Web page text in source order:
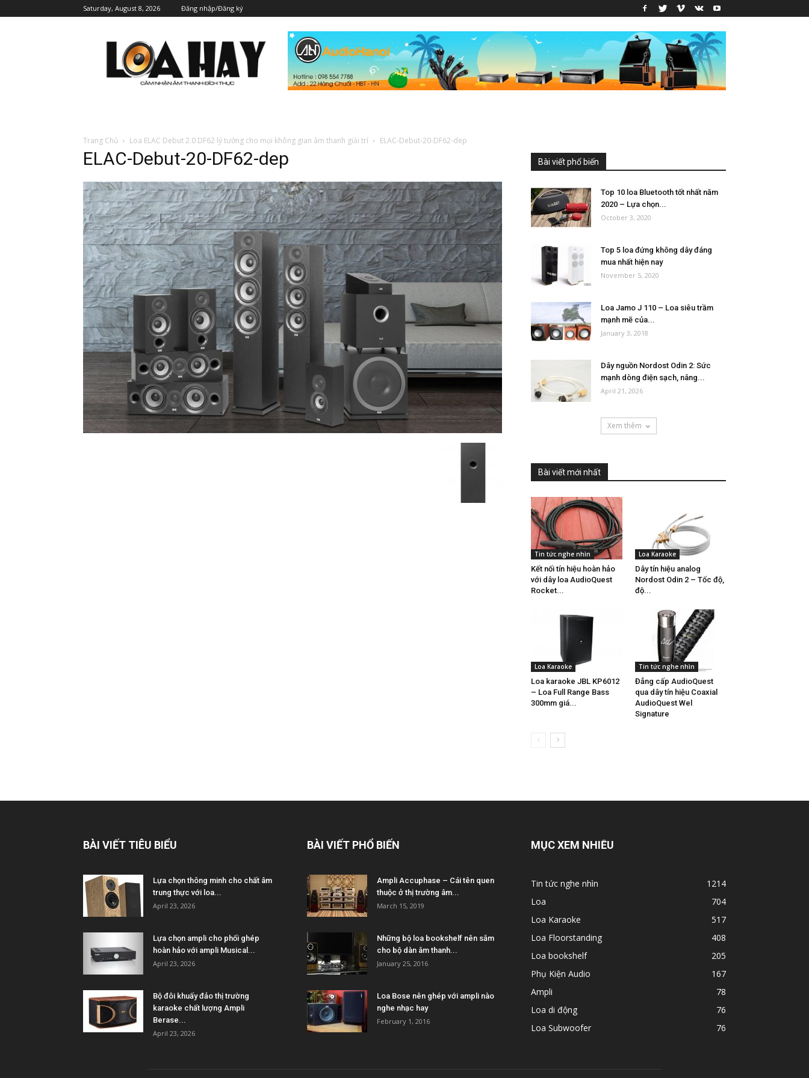
Saturday, August 8, 2026 Đăng nhập/Đăng ký
Trang Chủ Loa ELAC Debut 2.0 DF62 lý tưởng cho mọi không gian âm thanh giải trí ELAC-Debut-20-DF62-dep
ELAC-Debut-20-DF62-dep Bài viết phổ biến
Top 10 loa Bluetooth tốt nhất năm
2020 – Lựa chọn...
October 3, 2020
Top 5 loa đứng không dây đáng
mua nhất hiện nay
November 5, 2020
Loa Jamo J 110 – Loa siêu trầm
mạnh mẽ của...
January 3, 2018
Dây nguồn Nordost Odin 2: Sức
mạnh dòng điện sạch, nâng...
April 21, 2026
Xem thêm
Bài viết mới nhất
Tin tức nghe nhìn
Kết nối tín hiệu hoàn hảo
với dây loa AudioQuest
Rocket...
Loa Karaoke
Dây tín hiệu analog
Nordost Odin 2 – Tốc độ,
độ...
Loa Karaoke
Loa karaoke JBL KP6012
– Loa Full Range Bass
300mm giá...
Tin tức nghe nhìn
Đẳng cấp AudioQuest
qua dây tín hiệu Coaxial
AudioQuest Wel
Signature
BÀI VIẾT TIÊU BIỂU
Lựa chọn thông minh cho chất âm
trung thực với loa...
April 23, 2026
Lựa chọn ampli cho phối ghép
hoàn hảo với ampli Musical...
April 23, 2026
Bộ đôi khuấy đảo thị trường
karaoke chất lượng Ampli
Berase...
April 23, 2026
BÀI VIẾT PHỔ BIẾN
Ampli Accuphase – Cái tên quen
thuộc ở thị trường âm...
March 15, 2019
Những bộ loa bookshelf nên sắm
cho bộ dàn âm thanh...
January 25, 2016
Loa Bose nên ghép với ampli nào
nghe nhạc hay
February 1, 2016
MỤC XEM NHIỀU
Tin tức nghe nhìn
1214
Loa
704
Loa Karaoke
517
Loa Floorstanding
408
Loa bookshelf
205
Phụ Kiện Audio
167
Ampli
78
Loa di động
76
Loa Subwoofer
76